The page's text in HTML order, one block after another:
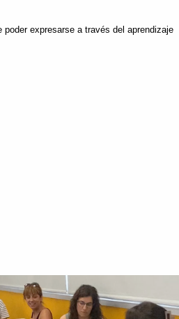
expresarse a través del aprendizaje